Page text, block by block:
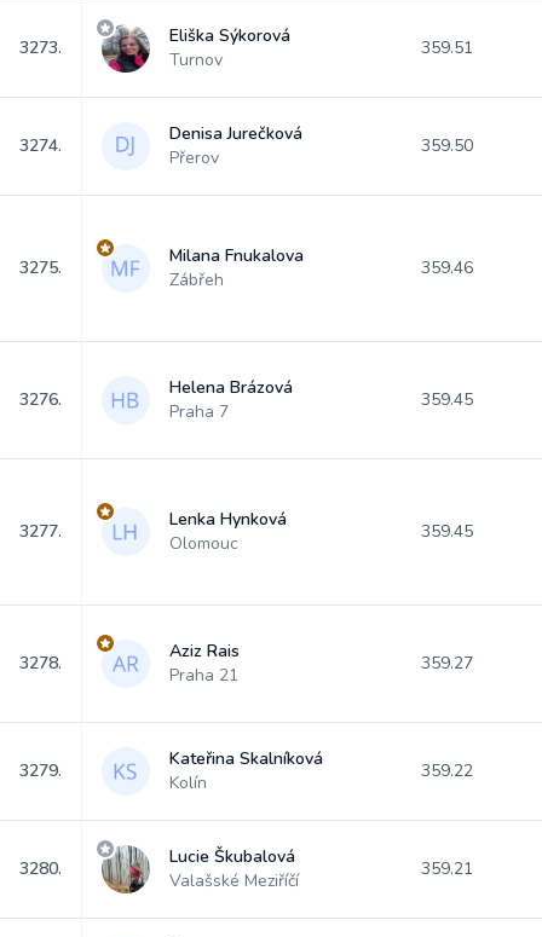
3273.
Eliška Sýkorová
Turnov
359.51
3274.
Denisa Jurečková
Přerov
359.50
3275.
Milana Fnukalova
Zábřeh
359.46
3276.
Helena Brázová
Praha 7
359.45
3277.
Lenka Hynková
Olomouc
359.45
3278.
Aziz Rais
Praha 21
359.27
3279.
Kateřina Skalníková
Kolín
359.22
3280.
Lucie Škubalová
Valašské Meziříčí
359.21